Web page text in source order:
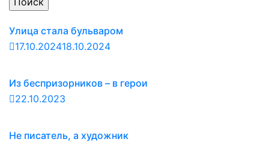
Улица стала бульваром
17.10.202418.10.2024
Из беспризорников – в герои
22.10.2023
Не писатель, а художник